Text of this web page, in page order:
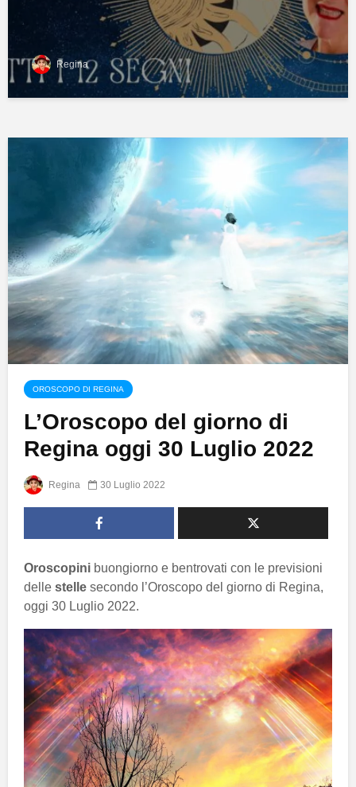
Regina
OROSCOPO DI REGINA
L’Oroscopo del giorno di
Regina oggi 30 Luglio 2022
Regina 30 Luglio 2022
Oroscopini buongiorno e bentrovati con le previsioni
delle stelle secondo l’Oroscopo del giorno di Regina,
oggi 30 Luglio 2022.